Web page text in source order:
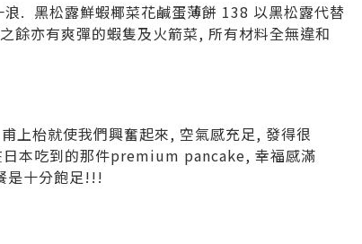
浪. 黑松露鮮蝦椰菜花鹹蛋薄餅 138 以黑松露代替
餘亦有爽彈的蝦隻及火箭菜, 所有材料全無違和
甫上枱就使我們興奮起來, 空氣感充足, 發得很
本吃到的那件premium pancake, 幸福感滿
是十分飽足!!!